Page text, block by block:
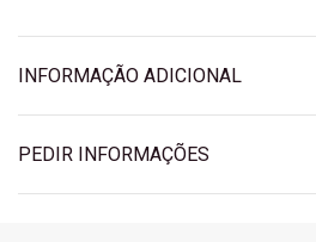
INFORMAÇÃO ADICIONAL
PEDIR INFORMAÇÕES